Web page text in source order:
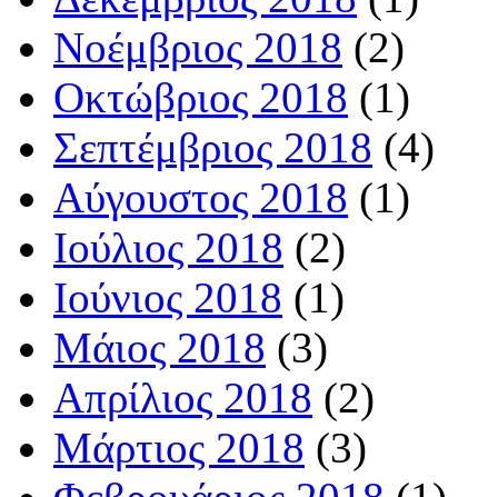
Νοέμβριος 2018 (2)
Οκτώβριος 2018 (1)
Σεπτέμβριος 2018 (4)
Αύγουστος 2018 (1)
Ιούλιος 2018 (2)
Ιούνιος 2018 (1)
Μάιος 2018 (3)
Απρίλιος 2018 (2)
Μάρτιος 2018 (3)